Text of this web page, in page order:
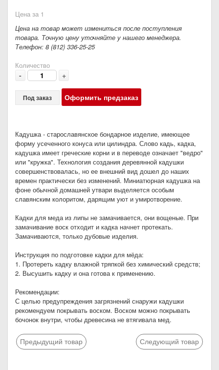
Цена за 1
Цена на товар может измениться после поступления
товара. Точную цену уточняйте у нашего менеджера.
Телефон: 8 (812) 336-25-25
Количество
- +
Под заказ Оформить предзаказ
Кадушка - старославянское бондарное изделие, имеющее
форму усеченного конуса или цилиндра. Слово кадь, кадка,
кадушка имеет греческие корни и в переводе означает "ведро"
или "кружка". Технология создания деревянной кадушки
совершенствовалась, но ее внешний вид дошел до наших
времен практически без изменений. Миниатюрная кадушка на
фоне обычной домашней утвари выделяется особым
славянским колоритом, дарящим уют и умиротворение.
Кадки для меда из липы не замачивается, они вощеные. При
замачивание воск отходит и кадка начнет протекать.
Замачиваются, только дубовые изделия.
Инструкция по подготовке кадки для мёда:
1. Протереть кадку влажной тряпкой без химический средств;
2. Высушить кадку и она готова к применению.
Рекомендации:
С целью предупреждения загрязнений снаружи кадушки
рекомендуем покрывать воском. Воском можно покрывать
бочонок внутри, чтобы древесина не втягивала мед.
Предыдущий товар Следующий товар